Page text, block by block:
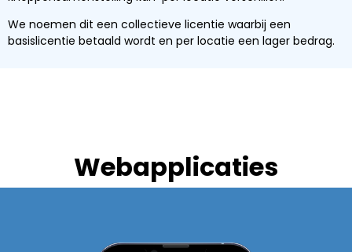
We noemen dit een collectieve licentie waarbij een
basislicentie betaald wordt en per locatie een lager bedrag.
Webapplicaties​